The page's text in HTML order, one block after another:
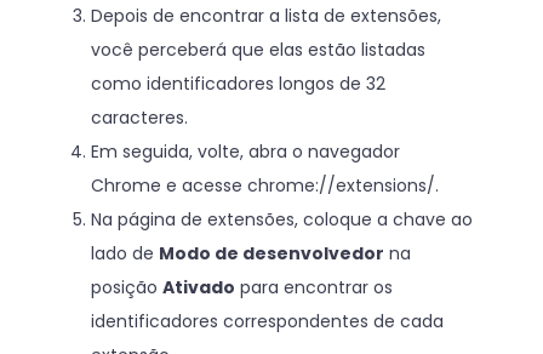
Depois de encontrar a lista de extensões,
você perceberá que elas estão listadas
como identificadores longos de 32
caracteres.
Em seguida, volte, abra o navegador
Chrome e acesse chrome://extensions/.
Na página de extensões, coloque a chave ao
lado de Modo de desenvolvedor na
posição Ativado para encontrar os
identificadores correspondentes de cada